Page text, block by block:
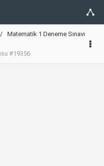
Matematik 1 Deneme Sınavı
#19356